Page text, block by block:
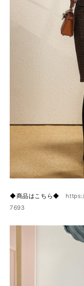
◆商品はこちら◆
7693